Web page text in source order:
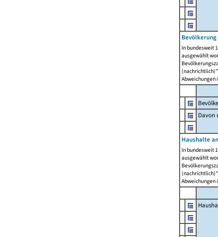
In bundesweit
ausgewählt
Abweichungen
Davon
Haushalte
In bundesweit
ausgewählt
Abweichungen